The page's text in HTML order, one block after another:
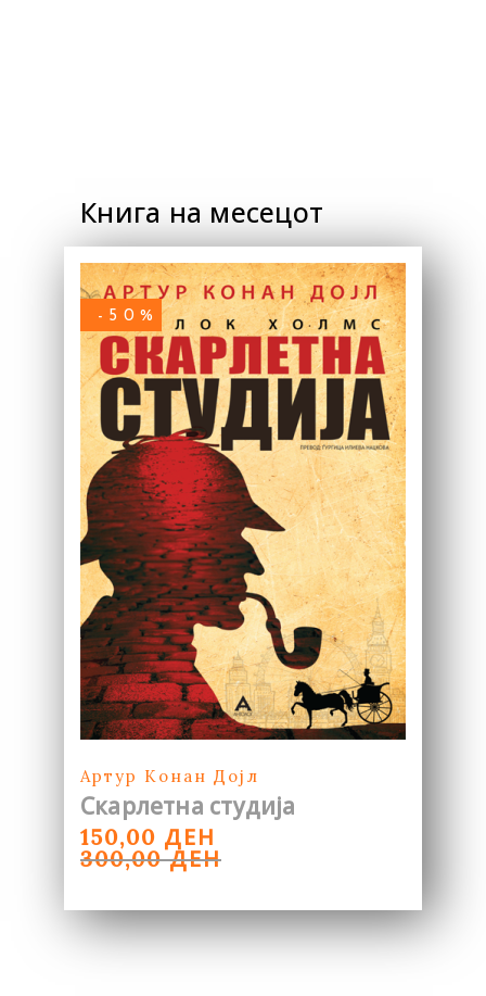
Книга на месецот
-50%
Артур Конан Дојл
Скарлетна студија
300,00ДЕН
ORIGINAL
PRICE
WAS:
150,00 ДЕН
CURRENT
PRICE
IS: